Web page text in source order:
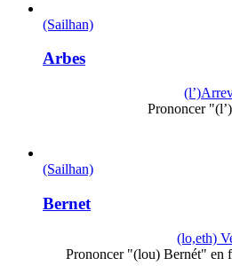
(Sailhan)
Arbes
Prononcer
(Sailhan)
Bernet
(lo,eth)
Prononcer "(lou) Bernét" en